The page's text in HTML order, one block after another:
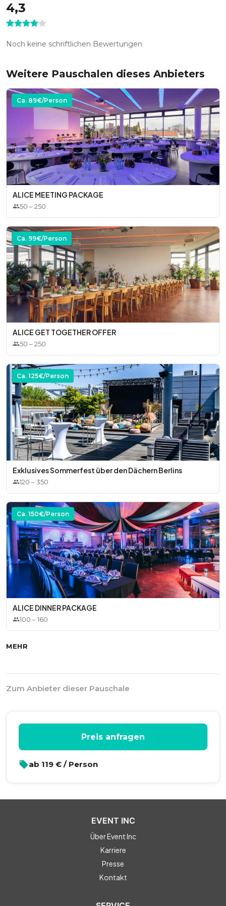
* Personal
* Getränke
* Verlängerungsstunden
4,3
Noch keine schriftlichen Bewertungen
Weitere Pauschalen dieses Anbieters
Ca. 89€/Person
ALICE MEETING PACKAGE
50 –250
Ca. 99€/Person
ALICE GET TOGETHER OFFER
50 –250
Ca. 125€/Person
Exklusives Sommerfest über den Dächern Berlins
120 –350
Ca. 150€/Person
ALICE DINNER PACKAGE
100 –160
MEHR
Zum Anbieter dieser Pauschale
Preis anfragen
ab 119 € / Person
EVENT INC
Über Event Inc
Karriere
Presse
Kontakt